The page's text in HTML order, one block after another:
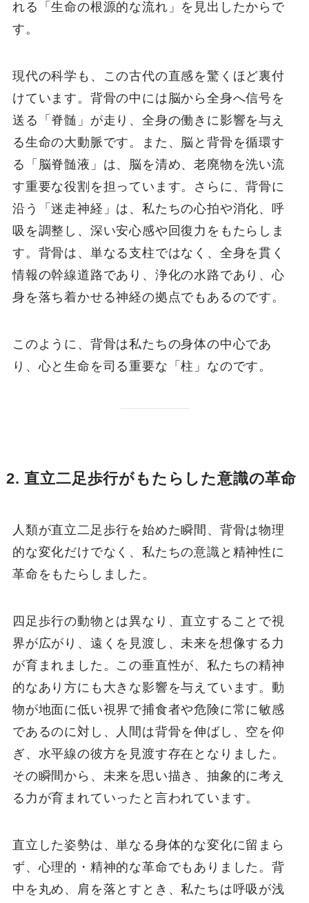
れる「生命の根源的な流れ」を見出したからで
す。
現代の科学も、この古代の直感を驚くほど裏付
けています。背骨の中には脳から全身へ信号を
送る「脊髄」が走り、全身の働きに影響を与え
る生命の大動脈です。また、脳と背骨を循環す
る「脳脊髄液」は、脳を清め、老廃物を洗い流
す重要な役割を担っています。さらに、背骨に
沿う「迷走神経」は、私たちの心拍や消化、呼
吸を調整し、深い安心感や回復力をもたらしま
す。背骨は、単なる支柱ではなく、全身を貫く
情報の幹線道路であり、浄化の水路であり、心
身を落ち着かせる神経の拠点でもあるのです。
このように、背骨は私たちの身体の中心であ
り、心と生命を司る重要な「柱」なのです。
2. 直立二足歩行がもたらした意識の革命
人類が直立二足歩行を始めた瞬間、背骨は物理
的な変化だけでなく、私たちの意識と精神性に
革命をもたらしました。
四足歩行の動物とは異なり、直立することで視
界が広がり、遠くを見渡し、未来を想像する力
が育まれました。この垂直性が、私たちの精神
的なあり方にも大きな影響を与えています。動
物が地面に低い視界で捕食者や危険に常に敏感
であるのに対し、人間は背骨を伸ばし、空を仰
ぎ、水平線の彼方を見渡す存在となりました。
その瞬間から、未来を思い描き、抽象的に考え
る力が育まれていったと言われています。
直立した姿勢は、単なる身体的な変化に留まら
ず、心理的・精神的な革命でもありました。背
中を丸め、肩を落とすとき、私たちは呼吸が浅